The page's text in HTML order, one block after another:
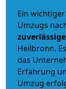
Ein
Umzugs
Heilbronn.
das
Erfahrung
Umzug